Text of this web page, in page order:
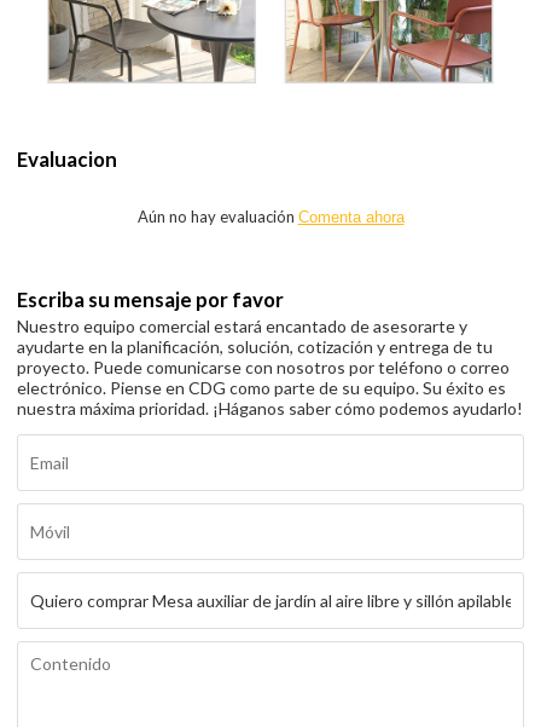
Evaluacion
Aún no hay evaluación Comenta ahora
Escriba su mensaje por favor
Nuestro equipo comercial estará encantado de asesorarte y
ayudarte en la planificación, solución, cotización y entrega de tu
proyecto. Puede comunicarse con nosotros por teléfono o correo
electrónico. Piense en CDG como parte de su equipo. Su éxito es
nuestra máxima prioridad. ¡Háganos saber cómo podemos ayudarlo!